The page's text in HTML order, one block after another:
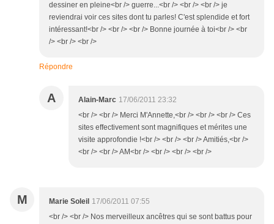
dessiner en pleine<br /> guerre...<br /> <br /> <br /> je
reviendrai voir ces sites dont tu parles! C'est splendide et fort
intéressant!<br /> <br /> <br /> Bonne journée à toi<br /> <br
/> <br /> <br />
Répondre
A Alain-Marc 17/06/2011 23:32
<br /> <br /> Merci M'Annette,<br /> <br /> <br /> Ces
sites effectivement sont magnifiques et mérites une
visite approfondie !<br /> <br /> <br /> Amitiés,<br />
<br /> <br /> AM<br /> <br /> <br /> <br />
M Marie Soleil 17/06/2011 07:55
<br /> <br /> Nos merveilleux ancêtres qui se sont battus pour